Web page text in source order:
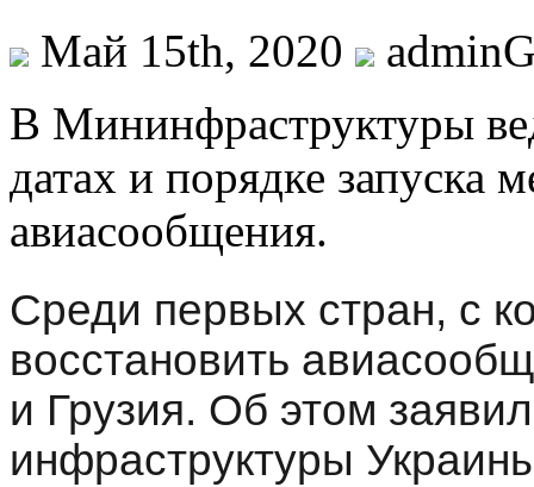
Май 15th, 2020
В Мининфрaструктуры
датах и порядке запуска
авиасообщения.
Среди первых стран, с
восстановить
и Грузия. Об этом
инфраструктуры